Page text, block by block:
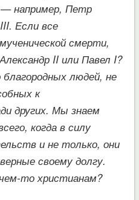
например, Петр
Если все
смерти,
II или Павел I?
людей, не
к
других. Мы знаем
когда в силу
и не только, они
своему долгу.
то христианам?